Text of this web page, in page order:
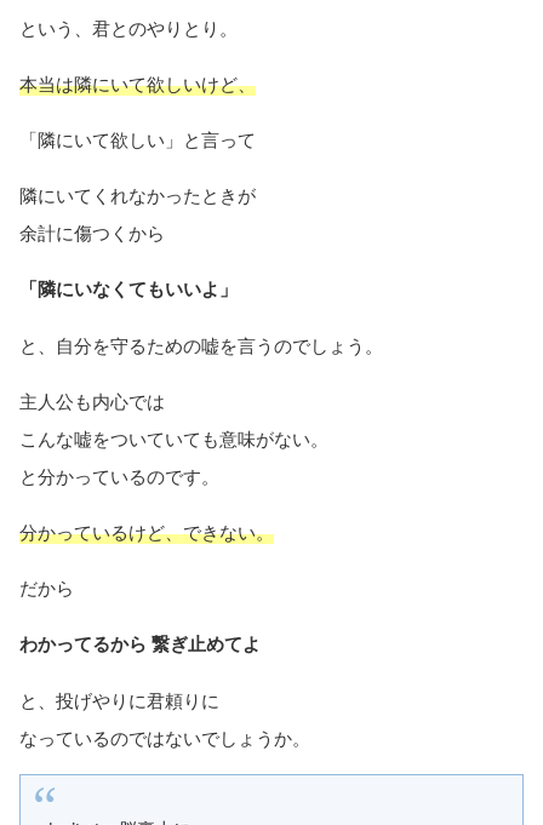
という、君とのやりとり。
本当は隣にいて欲しいけど、
「隣にいて欲しい」と言って
隣にいてくれなかったときが
余計に傷つくから
「隣にいなくてもいいよ」
と、自分を守るための嘘を言うのでしょう。
主人公も内心では
こんな嘘をついていても意味がない。
と分かっているのです。
分かっているけど、できない。
だから
わかってるから 繋ぎ止めてよ
と、投げやりに君頼りに
なっているのではないでしょうか。